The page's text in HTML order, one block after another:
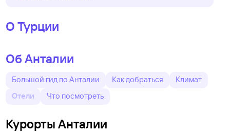
О Турции
Об Анталии
Большой гид по Анталии Как добраться
Климат
Отели
Что посмотреть
Курорты Анталии